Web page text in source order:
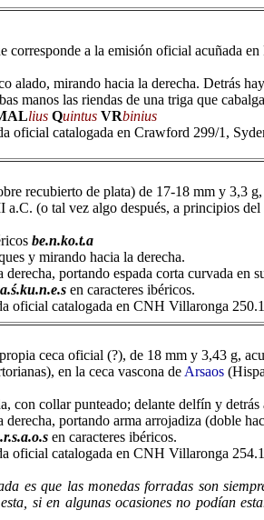
corresponde a la emisión oficial acuñada
alado, mirando hacia la derecha. Detrás
manos las riendas de una triga que
lius QuintusVRbinius
oficial catalogada en Crawford 299/1,
recubierto de plata) de 17-18 mm y 3,3
a.C. (o tal vez algo después, a principios
be.n.ko.t.a
y mirando hacia la derecha.
portando espada corta curvada en
en caracteres ibéricos.
oficial catalogada en CNH Villaronga
ceca oficial (?), de 18 mm y 3,43 g,
en la ceca vascona de Arsaos
con collar punteado; delante delfín y detrás
derecha, portando arma arrojadiza (doble
en caracteres ibéricos.
oficial catalogada en CNH Villaronga
es que las monedas forradas son
si en algunas ocasiones no podían